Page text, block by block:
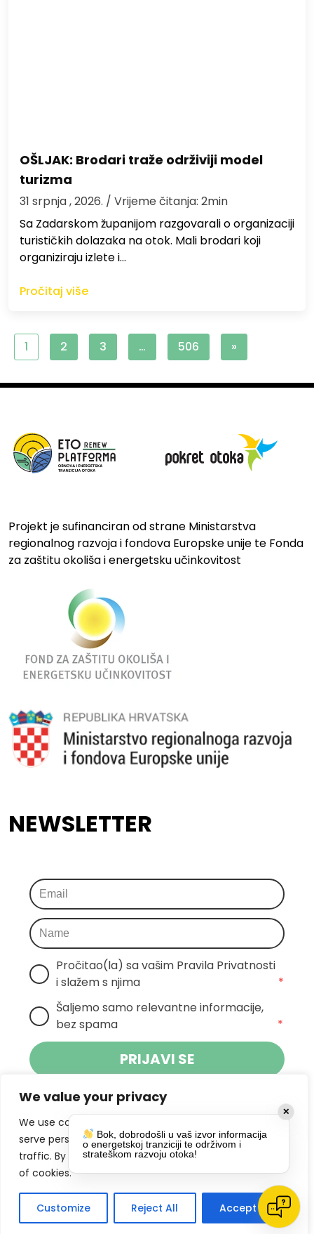
We value your privacy
We use cookies to enhance your browsing experience,
serve personalized ads or content, and analyze our
traffic. By clicking "Accept All", you consent to our use
of cookies.
Customize Reject All Accept All
OŠLJAK: Brodari traže održiviji model
turizma
31 srpnja , 2026. / Vrijeme čitanja: 2min
Sa Zadarskom županijom razgovarali o organizaciji
turističkih dolazaka na otok. Mali brodari koji
organiziraju izlete i…
Pročitaj više
1 2 3 … 506 »
Projekt je sufinanciran od strane Ministarstva
regionalnog razvoja i fondova Europske unije te Fonda
za zaštitu okoliša i energetsku učinkovitost
NEWSLETTER
Pročitao(la) sa vašim Pravila Privatnosti
i slažem s njima
*
Šaljemo samo relevantne informacije,
bez spama
*
PRIJAVI SE
Klikom na gumb dajete suglasnost za
primanje novosti Pokreta Otoka te se
slažete spolitikom privatnosti.
DRUŠTVENE MREŽE
✕
Bok, dobrodošli u vaš izvor informacija
o energetskoj tranziciji te održivom i
strateškom razvoju otoka!